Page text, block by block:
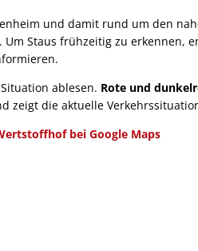
und damit rund um den
Staus frühzeitig zu erkennen,
ablesen. Rote und
zeigt die aktuelle
bei Google Maps